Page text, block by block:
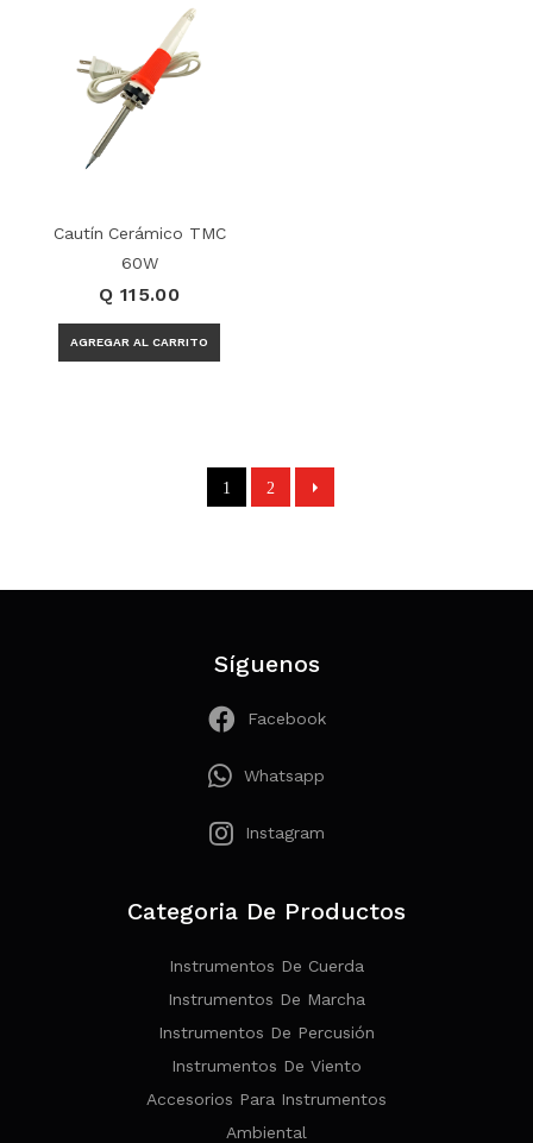
Cautín Cerámico TMC
60W
Q 115.00
1 2
Síguenos
Facebook
Whatsapp
Instagram
Categoria De Productos
Instrumentos De Cuerda
Instrumentos De Marcha
Instrumentos De Percusión
Instrumentos De Viento
Accesorios Para Instrumentos
Ambiental